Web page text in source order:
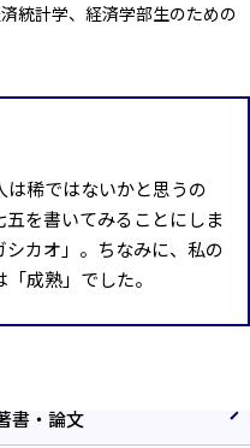
統計学、経済学部生のための
稀ではないかと思うの
を書いてみることにしま
カオ」。ちなみに、私の
成熟」でした。
書・論文